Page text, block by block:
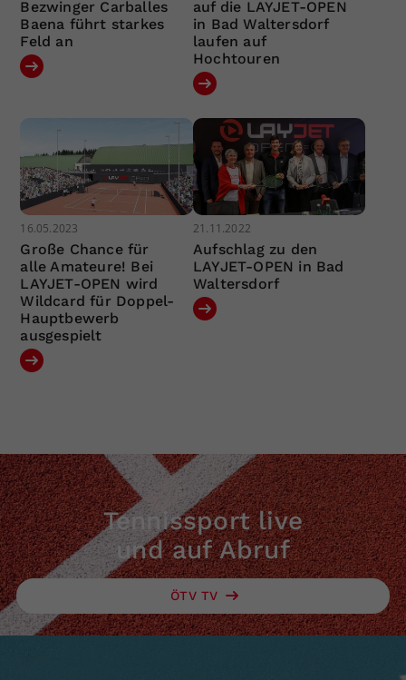
Bezwinger Carballes
Baena führt starkes
Feld an
auf die LAYJET-OPEN
in Bad Waltersdorf
laufen auf
Hochtouren
16.05.2023
Große Chance für
alle Amateure! Bei
LAYJET-OPEN wird
Wildcard für Doppel-
Hauptbewerb
ausgespielt
21.11.2022
Aufschlag zu den
LAYJET-OPEN in Bad
Waltersdorf
Tennissport live
und auf Abruf
ÖTV TV